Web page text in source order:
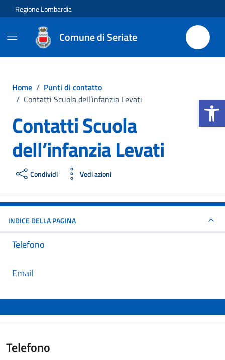
Apri la
Vai ai contenuti
Vai al footer
Regione Lombardia
Comune di Seriate
Home / Punti di contatto
/ Contatti Scuola dell’infanzia Levati
Contatti Scuola
dell’infanzia Levati
Condividi Vedi azioni
INDICE DELLA PAGINA
Telefono
Email
Telefono